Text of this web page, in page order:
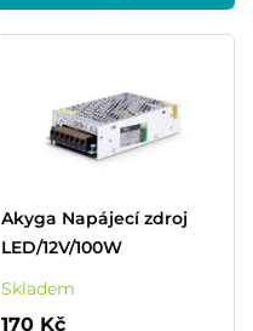
Akyga Napájecí zdroj
LED/12V/100W
Skladem
170 Kč